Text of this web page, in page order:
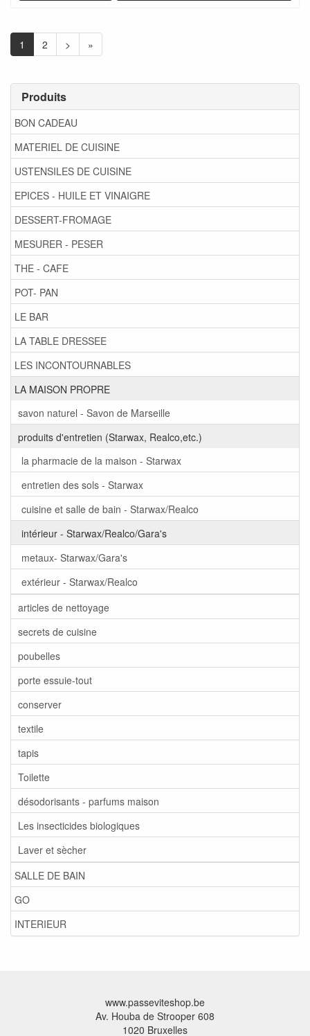
Produits
BON CADEAU
MATERIEL DE CUISINE
USTENSILES DE CUISINE
EPICES - HUILE ET VINAIGRE
DESSERT-FROMAGE
MESURER - PESER
THE - CAFE
POT- PAN
LE BAR
LA TABLE DRESSEE
LES INCONTOURNABLES
LA MAISON PROPRE
savon naturel - Savon de Marseille
produits d'entretien (Starwax, Realco,etc.)
la pharmacie de la maison - Starwax
entretien des sols - Starwax
cuisine et salle de bain - Starwax/Realco
intérieur - Starwax/Realco/Gara's
metaux- Starwax/Gara's
extérieur - Starwax/Realco
articles de nettoyage
secrets de cuisine
poubelles
porte essuie-tout
conserver
textile
tapis
Toilette
désodorisants - parfums maison
Les insecticides biologiques
Laver et sècher
SALLE DE BAIN
GO
INTERIEUR
1 2 > »
www.passeviteshop.be
Av. Houba de Strooper 608
1020 Bruxelles